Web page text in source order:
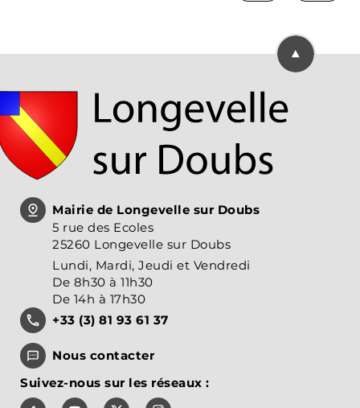
Retourner
Mairie de Longevelle sur Doubs
5 rue des Ecoles
25260 Longevelle sur Doubs
Lundi, Mardi, Jeudi et Vendredi
De 8h30 à 11h30
De 14h à 17h30
+33 (3) 81 93 61 37
Nous contacter
Suivez-nous sur les réseaux :